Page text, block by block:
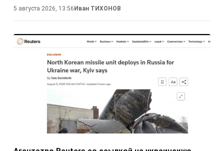
5 августа 2026, 13:56Иван ТИХОНОВ